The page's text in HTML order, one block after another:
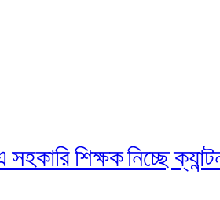
শিক্ষক নিচ্ছে